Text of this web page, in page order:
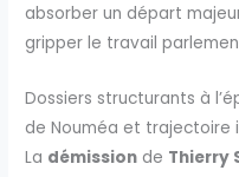
absorber un départ
gripper le travail
Dossiers structurants à
de Nouméa et trajectoire
La démission de Thierry